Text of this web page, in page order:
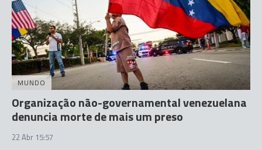
MUNDO
Organização não-governamental venezuelana
denuncia morte de mais um preso
22 Abr 15:57